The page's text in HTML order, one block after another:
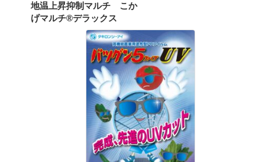
地温上昇抑制マルチ こか
げマルチ®デラックス